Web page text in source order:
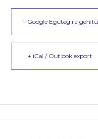
+ Google Egutegira gehitu
+ iCal / Outlook export